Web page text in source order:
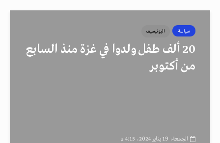
سياسة اليونيسيف
20 ألف طفل ولدوا في غزة منذ السابع
من أكتوبر
الجمعة، 19 يناير 2024، 4:15 م